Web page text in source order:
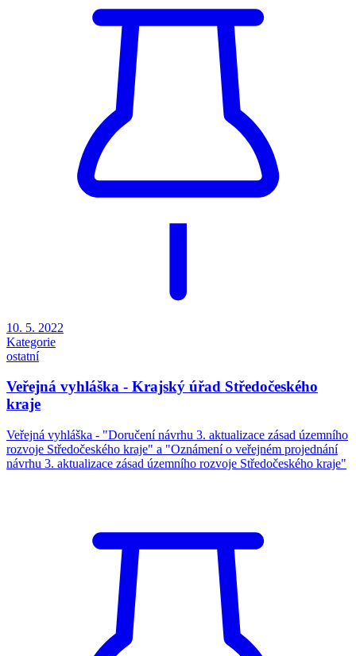
10. 5. 2022
Kategorie
ostatní
Veřejná vyhláška - Krajský úřad Středočeského
kraje
Veřejná vyhláška - "Doručení návrhu 3. aktualizace zásad územního
rozvoje Středočeského kraje" a "Oznámení o veřejném projednání
návrhu 3. aktualizace zásad územního rozvoje Středočeského kraje"